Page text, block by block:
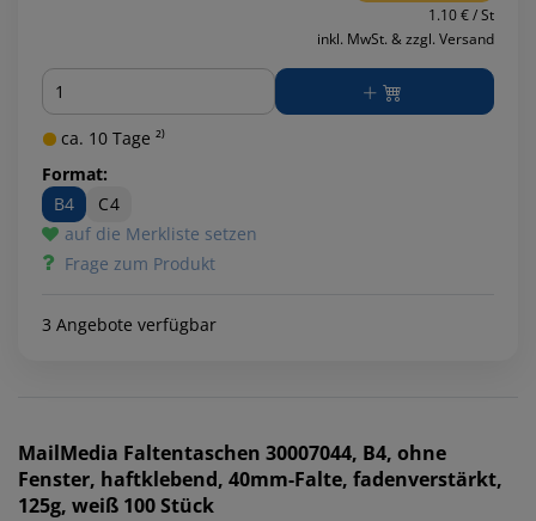
1.10 € / St
inkl. MwSt. & zzgl. Versand
Menge
ca. 10 Tage ²⁾
Format:
B4
C4
auf die Merkliste setzen
Frage zum Produkt
3 Angebote verfügbar
MailMedia Faltentaschen 30007044, B4, ohne
Fenster, haftklebend, 40mm-Falte, fadenverstärkt,
125g, weiß 100 Stück